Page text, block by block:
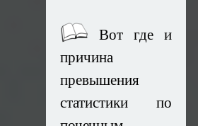
Вот где и
причина
превышения
статистики по